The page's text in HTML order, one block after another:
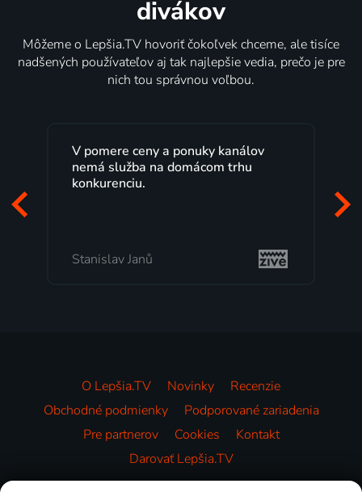
divákov
Môžeme o Lepšia.TV hovoriť čokoľvek chceme, ale tisíce
nadšených používateľov aj tak najlepšie vedia, prečo je pre
nich tou správnou voľbou.
V pomere ceny a ponuky kanálov
nemá služba na domácom trhu
konkurenciu.
Stanislav Janů
O Lepšia.TV Novinky
Recenzie
Obchodné podmienky
Podporované zariadenia
Pre partnerov
Cookies
Kontakt
Darovať Lepšia.TV